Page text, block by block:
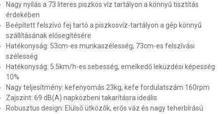
Nagy nyílás a 73 literes piszkos víz tartályon a könnyű tisztítás
érdekében
Beépített felszívó fej tartó a piszkosvíz-tartályon a gép könnyű
szállításának elősegítésére
Hatékonyság: 53cm-es munkaszélesség, 73cm-es felszívási
szélesség
Hatékonyság: 5.5km/h-es sebesség, emelkedő leküzdési képesség
10%
Nagy teljesítmény: kefenyomás 23kg, kefe fordulatszám 160rpm
Zajszint: 69 dB(A) napközbeni takarításra ideális
Robusztus design: Elülső ütközők, erős váz és nagy teherbírású